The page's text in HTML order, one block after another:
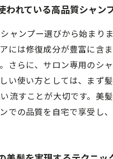
われている高品質シャン
ャンプー選びから始まり
には修復成分が豊富に含
さらに、サロン専用のシ
い使い方としては、まず
流すことが大切です。美
での品質を自宅で享受し